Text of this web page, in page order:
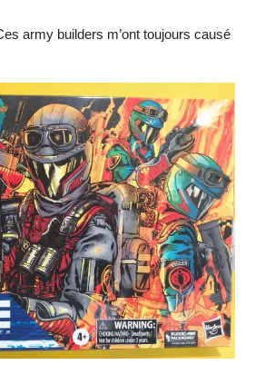
army builders m’ont toujours causé